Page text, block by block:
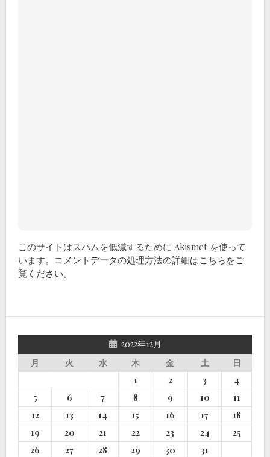
このサイトはスパムを低減するために Akismet を使って
います。 コメントデータの処理方法の詳細はこちらをご
覧ください。
2022年12月
月
火 水 木 金 土
日
1
2 3
4
5
6 7 8 9 10
11
12
13 14 15 16 17
18
19
20 21 22 23 24
25
26
27 28 29 30
31